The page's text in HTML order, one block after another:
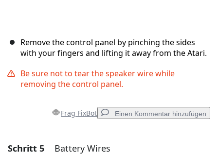
Remove the control panel by pinching the sides
with your fingers and lifting it away from the Atari.
Be sure not to tear the speaker wire while
removing the control panel.
Frag FixBot Einen Kommentar hinzufügen
Einen Kommentar hinzufügen
Schritt 5 Battery Wires